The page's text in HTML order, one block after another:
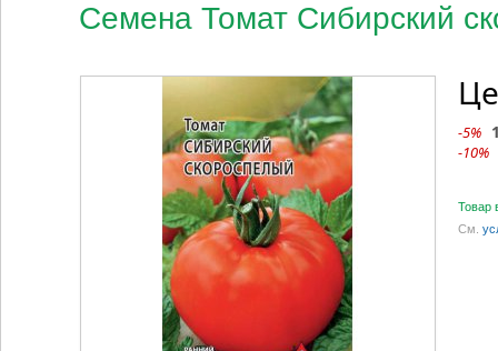
Семена Томат Сибирский
-5%
-10%
Товар
См.